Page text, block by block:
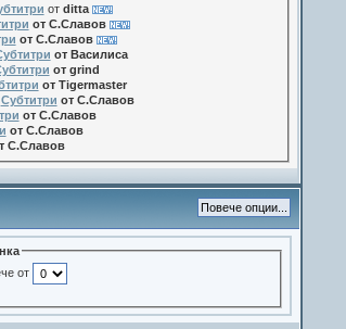
от ditta
от С.Славов
от С.Славов
от Василиса
от grind
от Tigermaster
Субтитри от С.Славов
от С.Славов
от С.Славов
С.Славов
от